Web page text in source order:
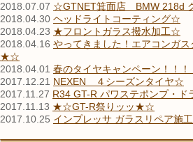
2018.07.07 ☆GTNET箕面店 BMW 218d
2018.04.30 ヘッドライトコーティング☆
2018.04.23 ★フロントガラス撥水加工☆
2018.04.16 やってきました！エアコンガ
★☆
2018.04.01 春のタイヤキャンペーン！！！
2017.12.21 NEXEN ４シーズンタイヤ☆
2017.11.27 R34 GT-R パワステポンプ・ド
2017.11.13 ★☆GT-R祭りッッ★☆
2017.10.25 インプレッサ ガラスリペア施工